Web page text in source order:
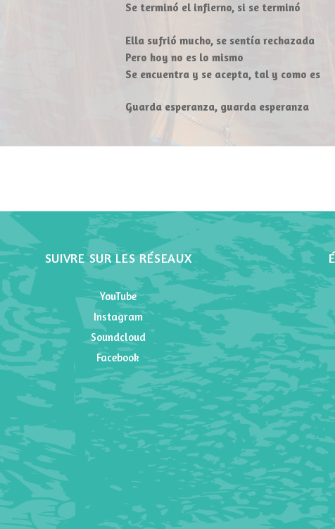
Se terminó el infierno, si se terminó
Ella sufrió mucho, se sentía rechazada
Pero hoy no es lo mismo
Se encuentra y se acepta, tal y como es
Guarda esperanza, guarda esperanza
SUIVRE SUR LES RÉSEAUX
YouTube
Instagram
Soundcloud
Facebook